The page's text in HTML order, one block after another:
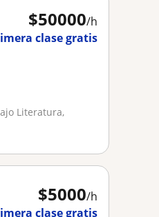
$50000/h
clase gratis
Literatura,
$5000/h
clase gratis